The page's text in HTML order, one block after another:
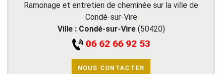
Ramonage et entretien de cheminée sur la ville de
Condé-sur-Vire
Ville : Condé-sur-Vire(50420)
06 62 66 92 53
NOUS CONTACTER